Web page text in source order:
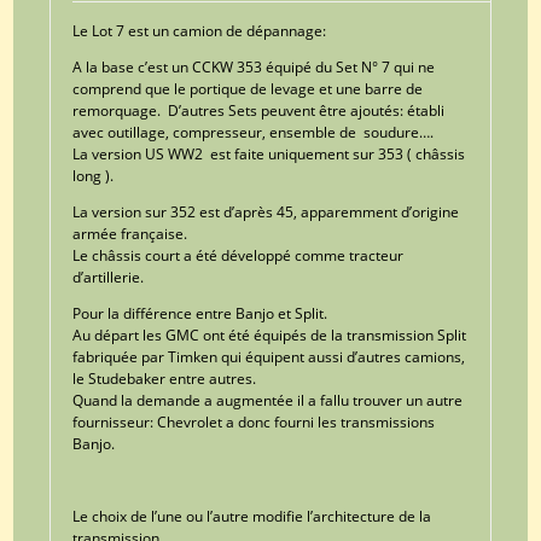
Le Lot 7 est un camion de dépannage:
A la base c’est un CCKW 353 équipé du Set N° 7 qui ne
comprend que le portique de levage et une barre de
remorquage. D’autres Sets peuvent être ajoutés: établi
avec outillage, compresseur, ensemble de soudure….
La version US WW2 est faite uniquement sur 353 ( châssis
long ).
La version sur 352 est d’après 45, apparemment d’origine
armée française.
Le châssis court a été développé comme tracteur
d’artillerie.
Pour la différence entre Banjo et Split.
Au départ les GMC ont été équipés de la transmission Split
fabriquée par Timken qui équipent aussi d’autres camions,
le Studebaker entre autres.
Quand la demande a augmentée il a fallu trouver un autre
fournisseur: Chevrolet a donc fourni les transmissions
Banjo.
Le choix de l’une ou l’autre modifie l’architecture de la